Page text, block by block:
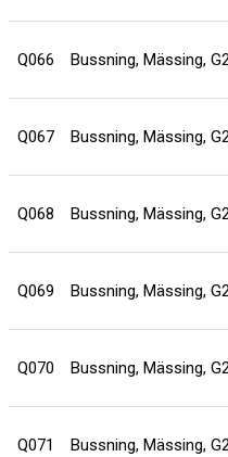
Q066 Bussning, Mässing,
Q067 Bussning, Mässing,
Q068 Bussning, Mässing,
Q069 Bussning, Mässing,
Q070 Bussning, Mässing,
Q071 Bussning, Mässing,